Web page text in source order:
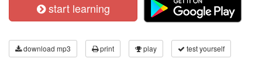
start learning
download mp3 print play test yourself